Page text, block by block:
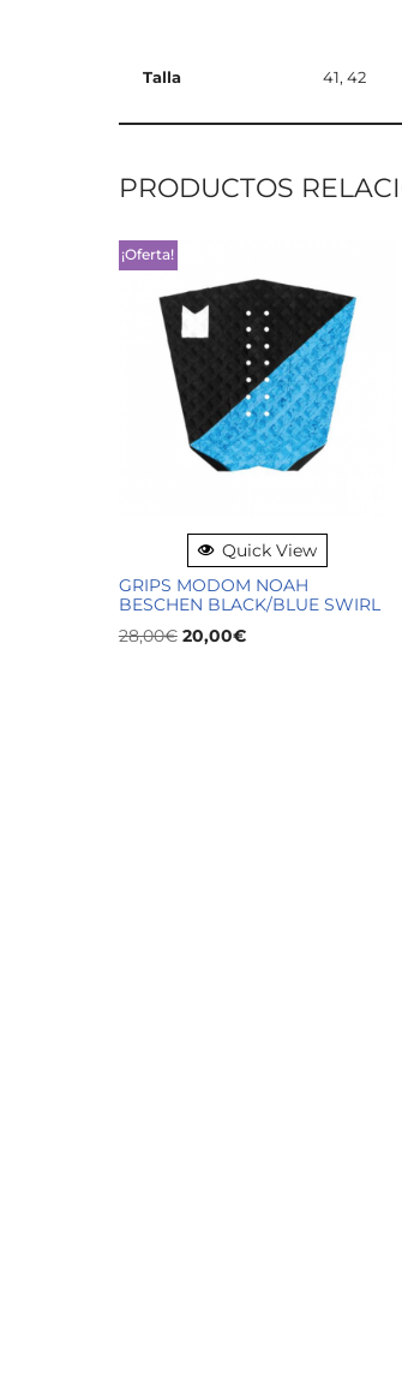
Talla 41, 42
PRODUCTOS
¡Oferta!
Quick View
GRIPS MODOM NOAH
BESCHEN BLACK/BLUE SWIRL
28,00€ 20,00€